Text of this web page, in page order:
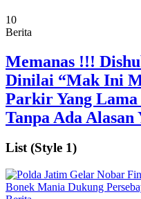
10
Berita
Memanas !!!
Dinilai “Mak Ini
Parkir Yang
Tanpa Ada Alasan
List (Style 1)